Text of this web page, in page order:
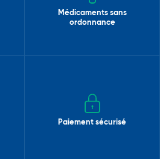
Médicaments sans
ordonnance
Paiement sécurisé